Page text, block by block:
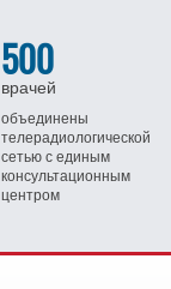
500
врачей
объединены
телерадиологической
сетью с единым
консультационным
центром